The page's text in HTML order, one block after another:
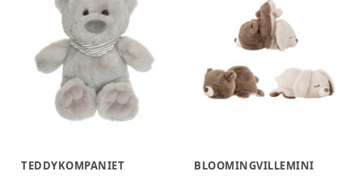
TEDDYKOMPANIET
BLOOMINGVILLEMINI